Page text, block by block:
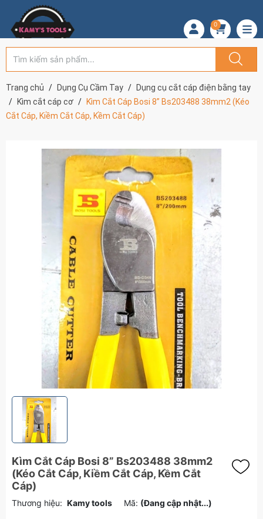
0
Trang chủ Dụng Cụ Cầm Tay
Dụng cụ cắt cáp điện bằng tay
Kìm cắt cáp cơ
Kìm Cắt Cáp Bosi 8” Bs203488 38mm2 (Kéo
Cắt Cáp, Kiềm Cắt Cáp, Kềm Cắt Cáp)
Kìm Cắt Cáp Bosi 8” Bs203488 38mm2
(Kéo Cắt Cáp, Kiềm Cắt Cáp, Kềm Cắt
Cáp)
Thương hiệu: Kamy tools Mã: (Đang cập nhật...)